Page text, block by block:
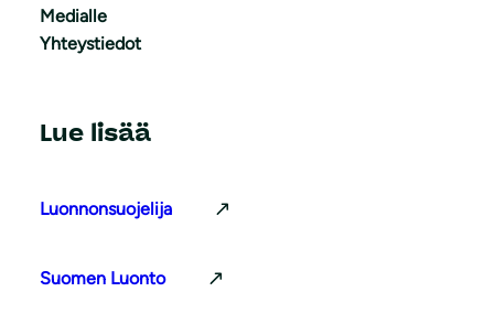
Medialle
Yhteystiedot
Lue lisää
Luonnonsuojelija
Suomen Luonto